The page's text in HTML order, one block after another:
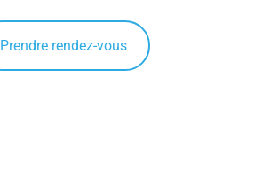
Prendre rendez-vous